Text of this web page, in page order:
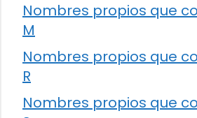
Nombres propios que
M
Nombres propios que
R
Nombres propios que